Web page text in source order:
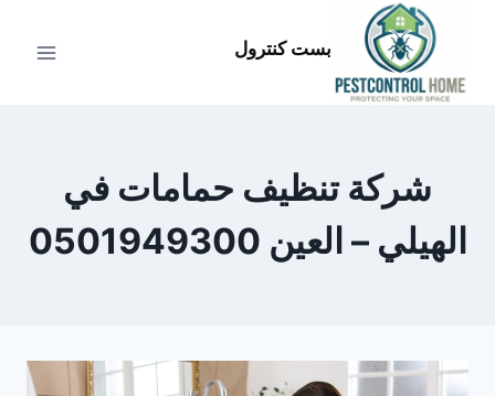
المحتوى
بست كنترول
شركة تنظيف حمامات في
الهيلي – العين 0501949300